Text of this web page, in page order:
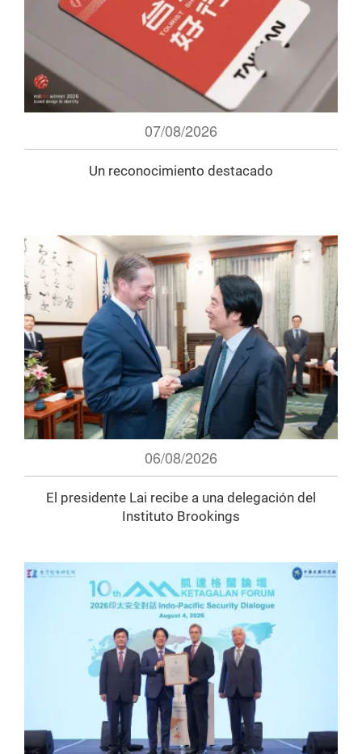
07/08/2026
Un reconocimiento destacado
06/08/2026
El presidente Lai recibe a una delegación del
Instituto Brookings